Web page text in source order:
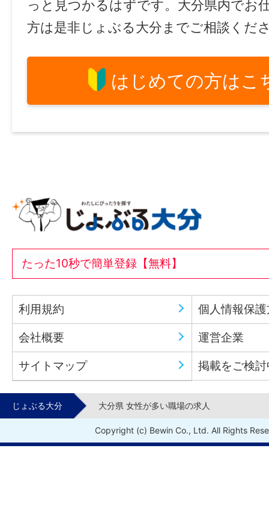
っと見つかるはずです。大分県内でお
方は是非じょぶる大分までご相談くだ
はじめての方はこ
たった10秒で簡単登録【無料】
利用規約 個人情報保
会社概要 運営企業
サイトマップ 掲載をご検
じょぶる大分 大分県 女性が多い職場の求人
Copyright (c) Bewin Co., Ltd. All Rights